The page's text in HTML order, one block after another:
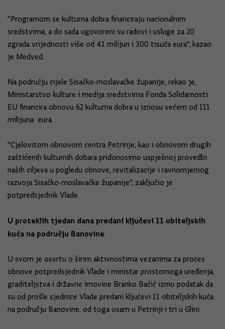
"Programom se kulturna dobra financiraju nacionalnim
sredstvima, a do sada ugovoreni su radovi i usluge za 20
zgrada vrijednosti više od 41 milijun i 300 tisuća eura", kazao
je Medved.
Na području cijele Sisačko-moslavačke županije, rekao je,
Ministarstvo kulture i medija sredstvima Fonda Solidarnosti
EU financira obnovu 62 kulturna dobra u iznosu većem od 111
milijuna eura.
"Cjelovitom obnovom centra Petrinje, kao i obnovom drugih
zaštićenih kulturnih dobara pridonosimo uspješnoj provedbi
naših ciljeva u pogledu obnove, revitalizacije i ravnomjernog
razvoja Sisačko-moslavačke županije", zaključio je
potpredsjednik Vlade.
U proteklih tjedan dana predani ključevi 11 obiteljskih
kuća na području Banovine
U svom je osvrtu o širim aktivnostima vezanima za proces
obnove potpredsjednik Vlade i ministar prostornoga uređenja,
graditeljstva i državne imovine Branko Bačić iznio podatak da
su od prošle sjednice Vlade predani ključevi 11 obiteljskih kuća
na području Banovine, od toga osam u Petrinji i tri u Glini.